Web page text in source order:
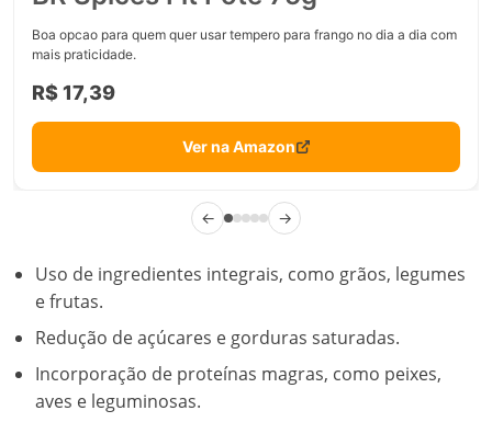
Boa opcao para quem quer usar tempero para frango no dia a dia com
mais praticidade.
R$ 17,39
Ver na Amazon
← →
Uso de ingredientes integrais, como grãos, legumes
e frutas.
Redução de açúcares e gorduras saturadas.
Incorporação de proteínas magras, como peixes,
aves e leguminosas.